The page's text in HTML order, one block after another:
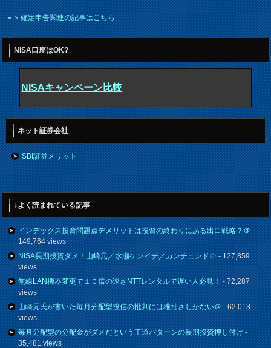
＝＞確定申告関連の記事はこちら
NISA口座はOK?
NISAキャンペーン比較
ネット証券会社
SBI証券メリット
↓よく読まれている記事
インデックス投資問題点デメリットは投資の終わりにある出口戦略？＠-
149,764 views
NISA長期投資ダメ！山崎元／水瀬ケンイチ／カンチュンド＠- 127,859
views
無線LAN機器変更で１０倍の速さNTTレンタルで遅い人必見！- 72,287
views
山崎元氏が書いた毎月分配型投信の批判には稚拙さしかない＠- 62,013
views
毎月分配型の分配金がダメだという王道パターンの長期投資押し付け-
35,481 views